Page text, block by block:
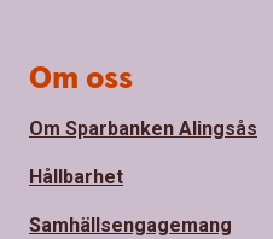
Om oss
Om Sparbanken Alingsås
Hållbarhet
Samhällsengagemang